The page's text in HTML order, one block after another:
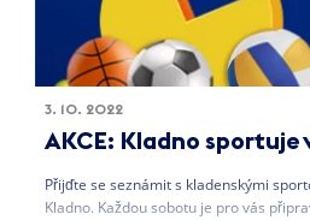
3. 10. 2022
AKCE: Kladno sportuje
Přijďte se seznámit s kladenskými
Kladno. Každou sobotu je pro vás